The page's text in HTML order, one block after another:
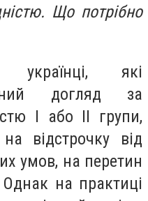
Що потрібно
українці, які
догляд за
I або II групи,
відстрочку від
умов, на перетин
на практиці